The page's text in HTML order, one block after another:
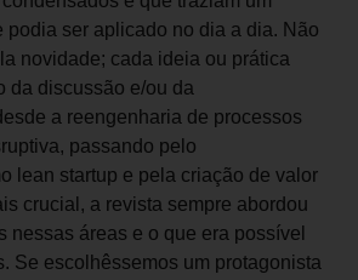
podia ser aplicado no dia a dia. Não
novidade; cada ideia ou prática
da discussão e/ou da
a reengenharia de processos
passando pelo
lean startup e pela criação de valor
crucial, a revista sempre abordou
nessas áreas e o que era possível
Se escolhêssemos um protagonista